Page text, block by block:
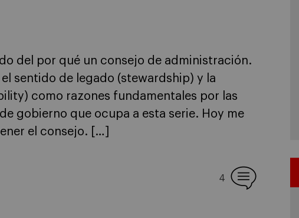
del por qué un consejo de administración.
sentido de legado (stewardship) y la
como razones fundamentales por las
gobierno que ocupa a esta serie. Hoy me
el consejo. […]
4